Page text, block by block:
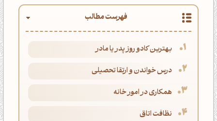
فهرست مطالب
بهترین کادو روز پدر یا مادر
درس خواندن و ارتقا تحصیلی
همکاری در امور خانه
نظافت اتاق